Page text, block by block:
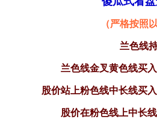
（严格按照
兰色线
兰色线金叉黄色线买
股价站上粉色线中长线买
股价在粉色线上中长